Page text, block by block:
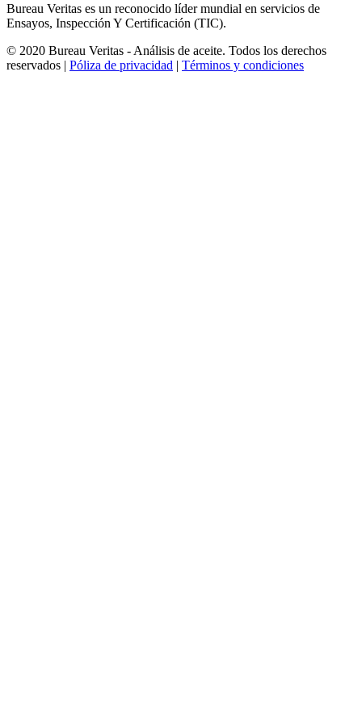
Bureau Veritas es un reconocido líder mundial en servicios de
Ensayos, Inspección Y Certificación (TIC).
© 2020 Bureau Veritas - Análisis de aceite. Todos los derechos
reservados | Póliza de privacidad | Términos y condiciones